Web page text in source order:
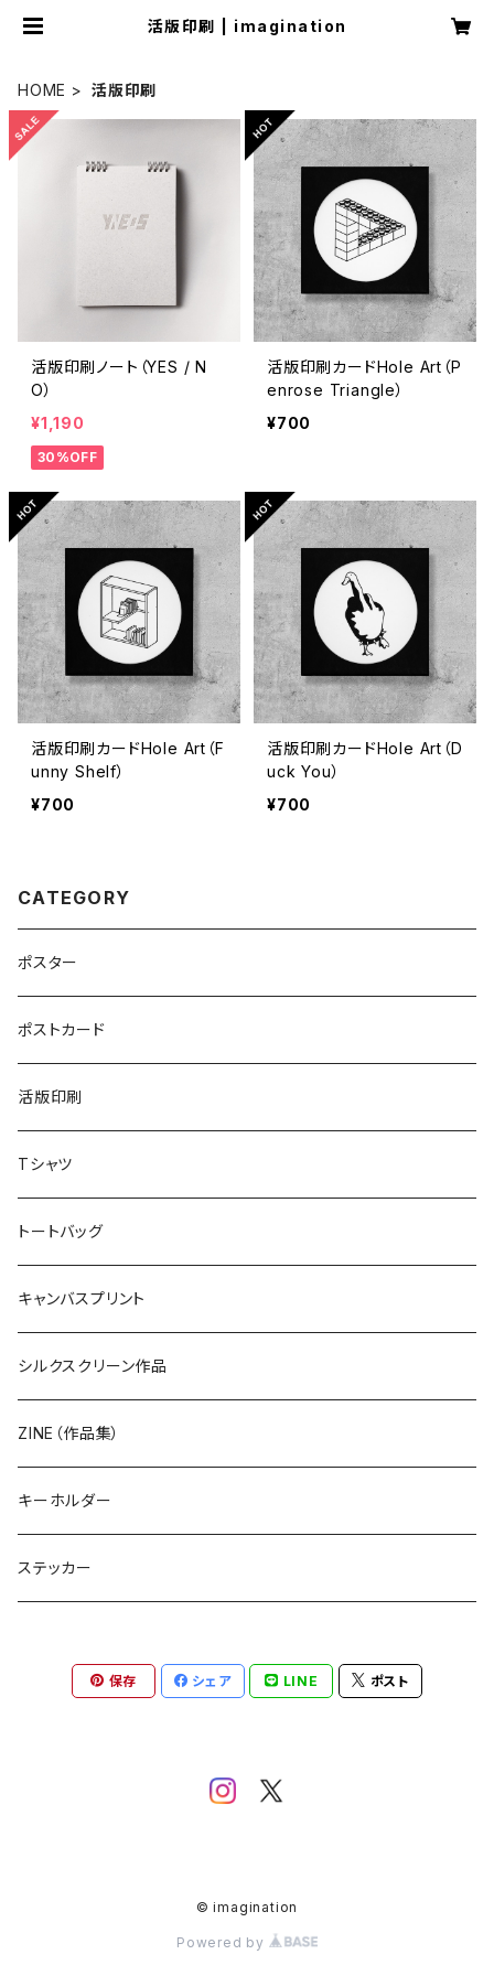
活版印刷 | imagination
HOME 活版印刷
活版印刷ノート（YES / N
O）
¥1,190
30%OFF
活版印刷カードHole Art（P
enrose Triangle）
¥700
活版印刷カードHole Art（F
unny Shelf）
¥700
活版印刷カードHole Art（D
uck You）
¥700
CATEGORY
ポスター
ポストカード
活版印刷
Tシャツ
トートバッグ
キャンバスプリント
シルクスクリーン作品
ZINE（作品集）
キーホルダー
ステッカー
保存 シェア LINE ポスト
© imagination
Powered by